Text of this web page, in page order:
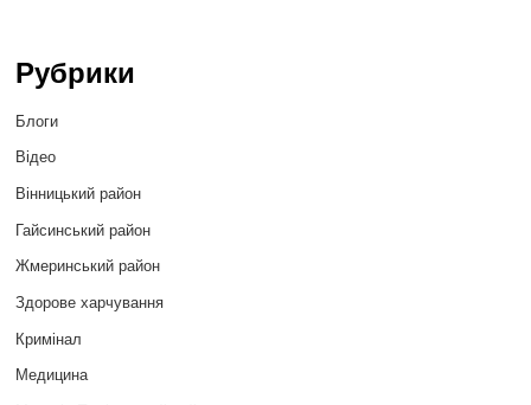
Рубрики
Блоги
Відео
Вінницький район
Гайсинський район
Жмеринський район
Здорове харчування
Кримінал
Медицина